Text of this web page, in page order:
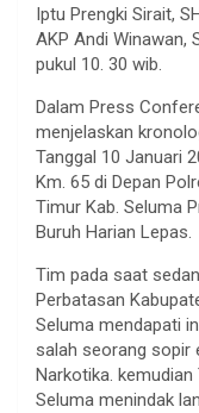
Iptu Prengki Sirait,
AKP Andi Winawan,
pukul 10. 30 wib.
Dalam Press
menjelaskan
Tanggal 10 Januari
Km. 65 di Depan
Timur Kab. Seluma
Buruh Harian Lepas.
Tim pada saat
Perbatasan
Seluma mendapati
salah seorang sopir
Narkotika.
Seluma menindak